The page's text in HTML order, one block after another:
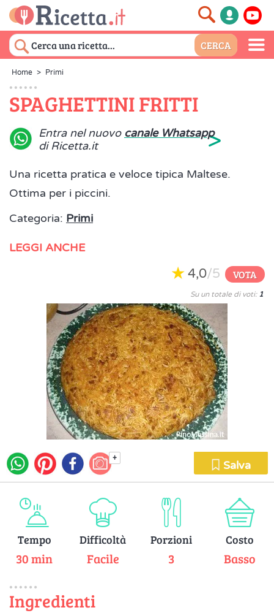
Home > Primi
SPAGHETTINI FRITTI
Entra nel nuovo canale Whatsapp
di Ricetta.it
>
Una ricetta pratica e veloce tipica Maltese.
Ottima per i piccini.
Categoria: Primi
LEGGI ANCHE
4,0/5 VOTA
Su un totale di voti: 1
+
Salva
Tempo
30 min
Difficoltà
Facile
Porzioni
3
Costo
Basso
Ingredienti